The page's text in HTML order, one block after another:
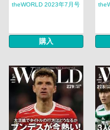
theWORLD 2023年7月号
購入